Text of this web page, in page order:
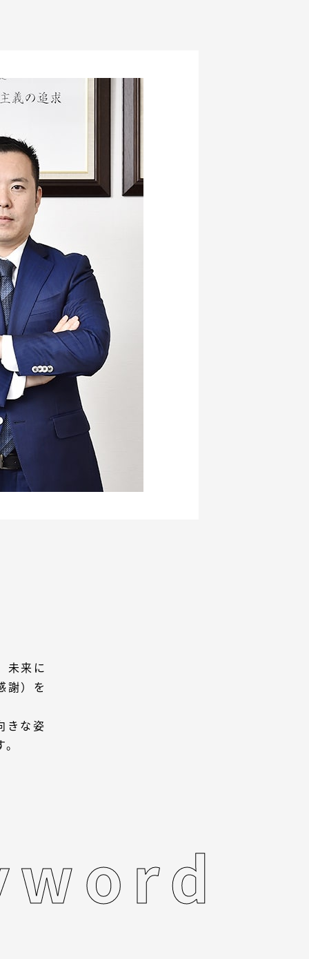
未来に
謝）を
きな姿
word